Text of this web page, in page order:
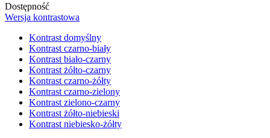
Dostępność
Wersja kontrastowa
Kontrast domyślny
Kontrast czarno-biały
Kontrast biało-czarny
Kontrast żółto-czarny
Kontrast czarno-żółty
Kontrast czarno-zielony
Kontrast zielono-czarny
Kontrast żółto-niebieski
Kontrast niebiesko-żółty